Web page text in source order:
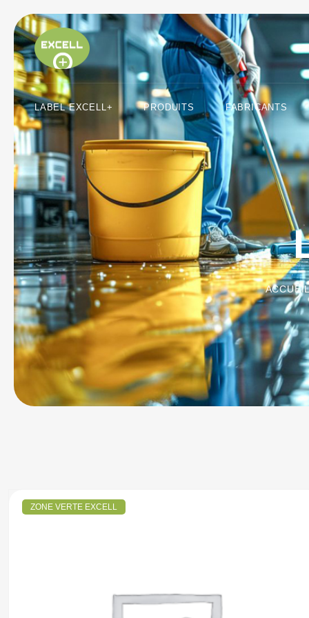
LABEL EXCELL+ PRODUITS FABRICANTS
ZONE VERTE EXCELL